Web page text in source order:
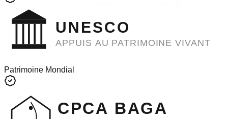
UNESCO
APPUIS AU PATRIMOINE VIVANT
Patrimoine Mondial
CPCA BAGA